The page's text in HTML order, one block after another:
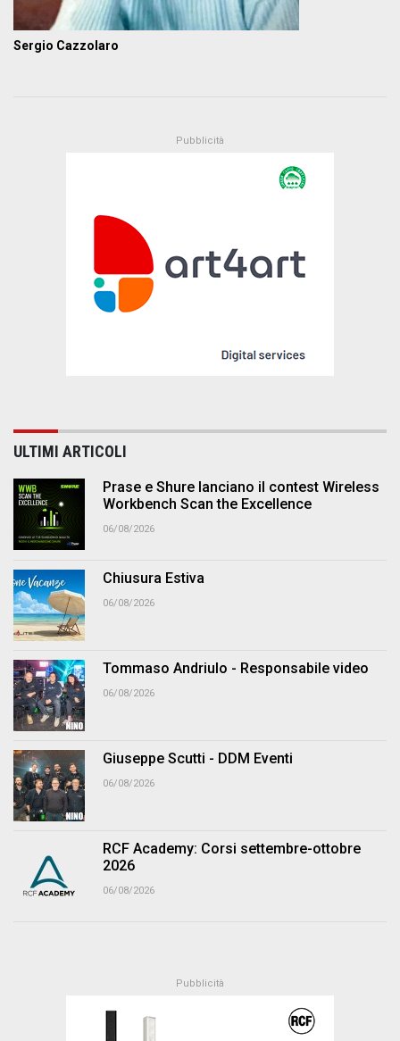
Sergio Cazzolaro
ULTIMI ARTICOLI
Prase e Shure lanciano il contest Wireless
Workbench Scan the Excellence
06/08/2026
Chiusura Estiva
06/08/2026
Tommaso Andriulo - Responsabile video
06/08/2026
Giuseppe Scutti - DDM Eventi
06/08/2026
RCF Academy: Corsi settembre-ottobre
2026
06/08/2026